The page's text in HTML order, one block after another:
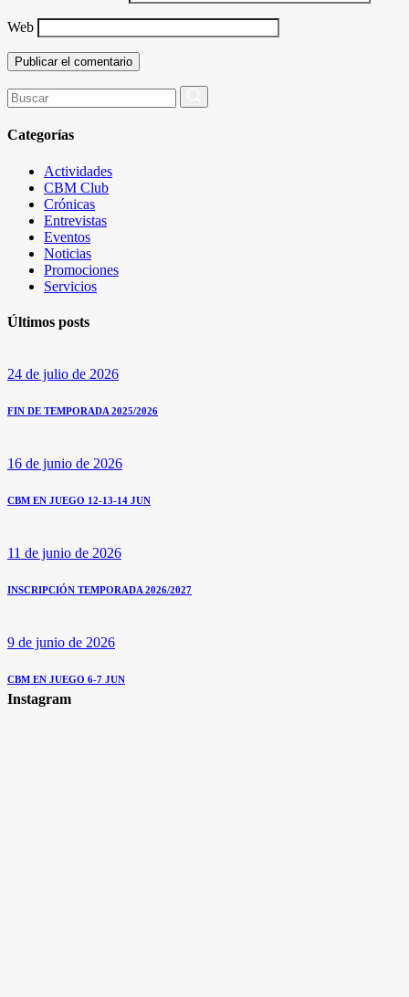
Web
Buscar
por:
Categorías
Actividades
CBM Club
Crónicas
Entrevistas
Eventos
Noticias
Promociones
Servicios
Últimos posts
24 de julio de 2026
FIN DE TEMPORADA 2025/2026
16 de junio de 2026
CBM EN JUEGO 12-13-14 JUN
11 de junio de 2026
INSCRIPCIÓN TEMPORADA 2026/2027
9 de junio de 2026
CBM EN JUEGO 6-7 JUN
Instagram